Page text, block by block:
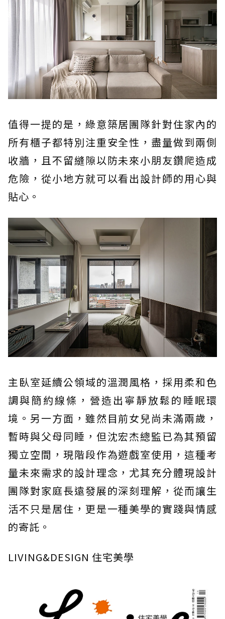
值得一提的是，綠意築居團隊針對住家內的
所有櫃子都特別注重安全性，盡量做到兩側
收牆，且不留縫隙以防未來小朋友鑽爬造成
危險，從小地方就可以看出設計師的用心與
貼心。
主臥室延續公領域的溫潤風格，採用柔和色
調與簡約線條，營造出寧靜放鬆的睡眠環
境。另一方面，雖然目前女兒尚未滿兩歲，
暫時與父母同睡，但沈宏杰總監已為其預留
獨立空間，現階段作為遊戲室使用，這種考
量未來需求的設計理念，尤其充分體現設計
團隊對家庭長遠發展的深刻理解，從而讓生
活不只是居住，更是一種美學的實踐與情感
的寄託。
LIVING&DESIGN 住宅美學